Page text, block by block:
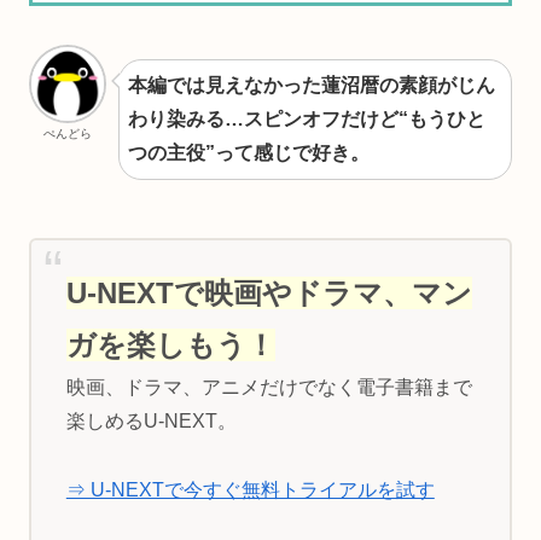
ぺんどら
本編では見えなかった蓮沼暦の素顔がじん
わり染みる…スピンオフだけど“もうひと
つの主役”って感じで好き。
U-NEXTで映画やドラマ、マン
ガを楽しもう！
映画、ドラマ、アニメだけでなく電子書籍まで
楽しめるU-NEXT。
⇒ U-NEXTで今すぐ無料トライアルを試す